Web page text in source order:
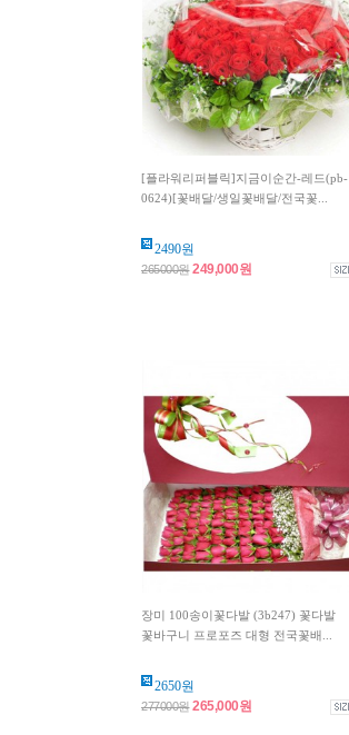
[플라워리퍼블릭]지금이순간-레드(pb-
0624)[꽃배달/생일꽃배달/전국꽃...
2490원
265000원249,000원
장미 100송이꽃다발 (3b247) 꽃다발
꽃바구니 프로포즈 대형 전국꽃배...
2650원
277000원265,000원